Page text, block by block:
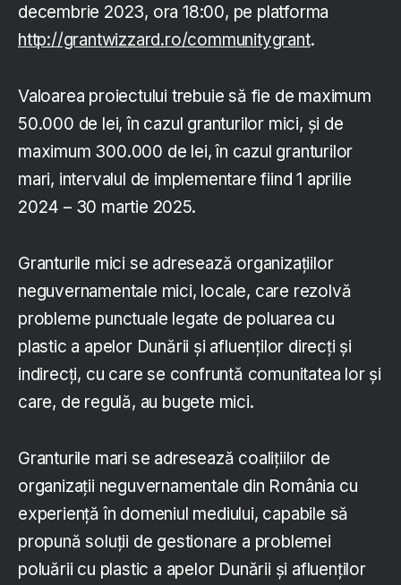
decembrie 2023, ora 18:00, pe platforma
http://grantwizzard.ro/communitygrant.
Valoarea proiectului trebuie să fie de maximum
50.000 de lei, în cazul granturilor mici, și de
maximum 300.000 de lei, în cazul granturilor
mari, intervalul de implementare fiind 1 aprilie
2024 – 30 martie 2025.
Granturile mici se adresează organizațiilor
neguvernamentale mici, locale, care rezolvă
probleme punctuale legate de poluarea cu
plastic a apelor Dunării și afluenților direcți și
indirecți, cu care se confruntă comunitatea lor și
care, de regulă, au bugete mici.
Granturile mari se adresează coalițiilor de
organizații neguvernamentale din România cu
experiență în domeniul mediului, capabile să
propună soluții de gestionare a problemei
poluării cu plastic a apelor Dunării și afluenților